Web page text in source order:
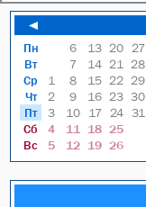
◄
Пн
Вт
Ср
Чт
Пт
Сб
Вс
6 13 20
27
7
14 21
28
1
8 15 22 29
2
9 16 23 30
3
10 17 24 31
4
11 18 25
5
12 19 26